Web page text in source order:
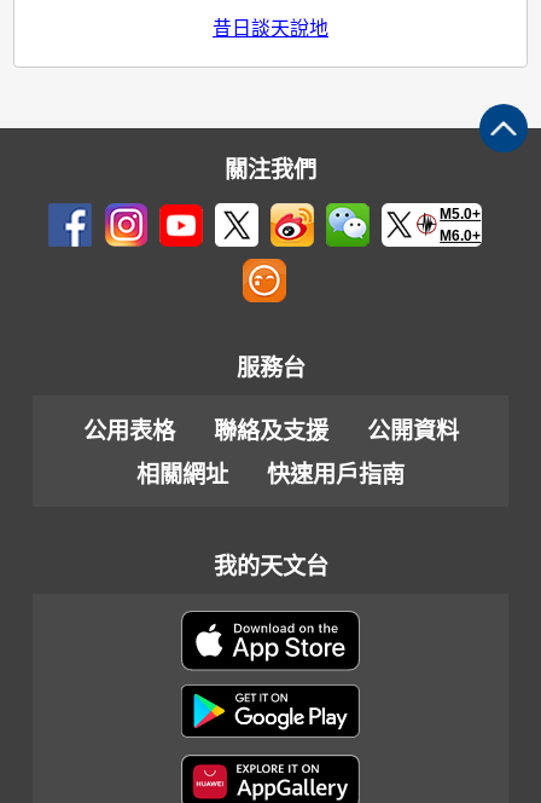
昔日談天說地
關注我們
M5.0+
M6.0+
服務台
公用表格 聯絡及支援
公開資料
相關網址
快速用戶指南
我的天文台